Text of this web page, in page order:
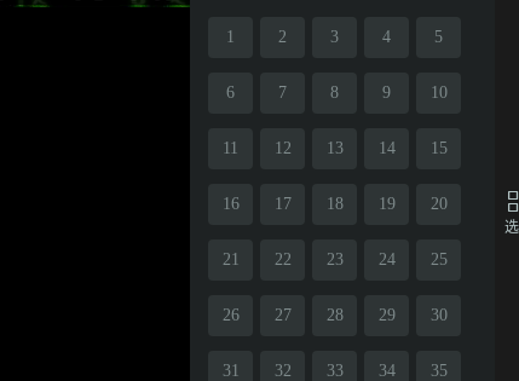
1 2 3 4 5
6 7 8 9 10
11 12 13 14 15
16 17 18 19 20
21 22 23 24 25
26 27 28 29 30
31 32 33 34 35